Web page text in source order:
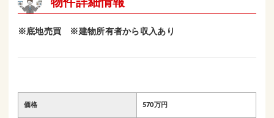
物件詳細情報
※底地売買 ※建物所有者から収入あり
価格 570万円